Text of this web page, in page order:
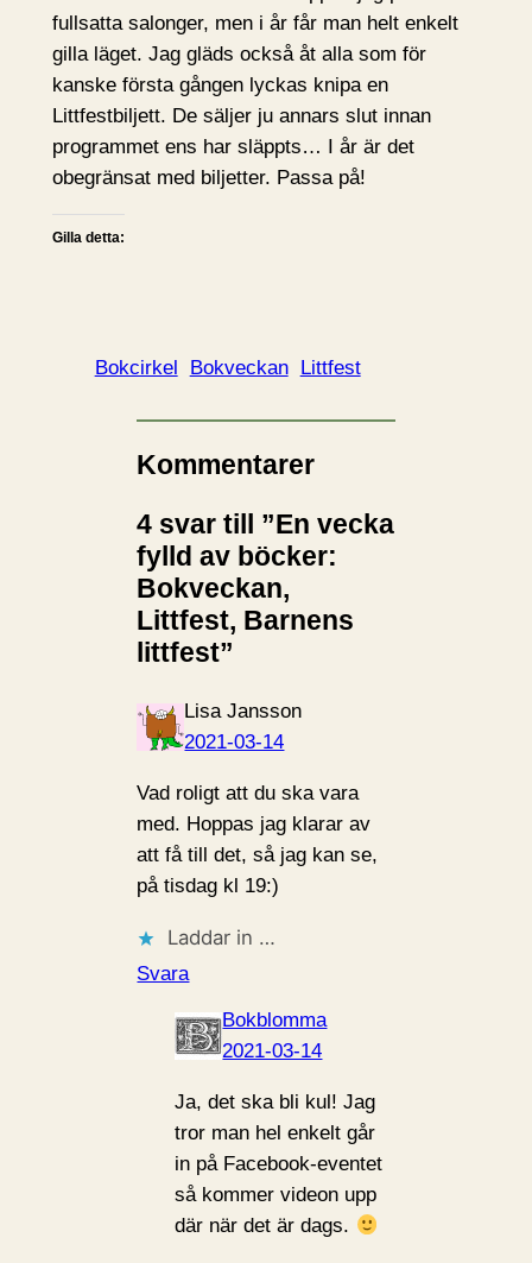
fullsatta salonger, men i år får man helt enkelt
gilla läget. Jag gläds också åt alla som för
kanske första gången lyckas knipa en
Littfestbiljett. De säljer ju annars slut innan
programmet ens har släppts… I år är det
obegränsat med biljetter. Passa på!
Gilla detta:
Bokcirkel Bokveckan Littfest
Kommentarer
4 svar till ”En vecka
fylld av böcker:
Bokveckan,
Littfest, Barnens
littfest”
Lisa Jansson
2021-03-14
Vad roligt att du ska vara
med. Hoppas jag klarar av
att få till det, så jag kan se,
på tisdag kl 19:)
Laddar in …
Svara
Bokblomma
2021-03-14
Ja, det ska bli kul! Jag
tror man hel enkelt går
in på Facebook-eventet
så kommer videon upp
där när det är dags.